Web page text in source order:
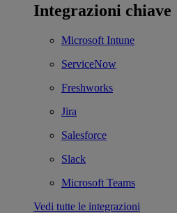
Integrazioni chiave
Microsoft Intune
ServiceNow
Freshworks
Jira
Salesforce
Slack
Microsoft Teams
Vedi tutte le integrazioni